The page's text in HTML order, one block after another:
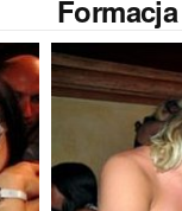
Formacja